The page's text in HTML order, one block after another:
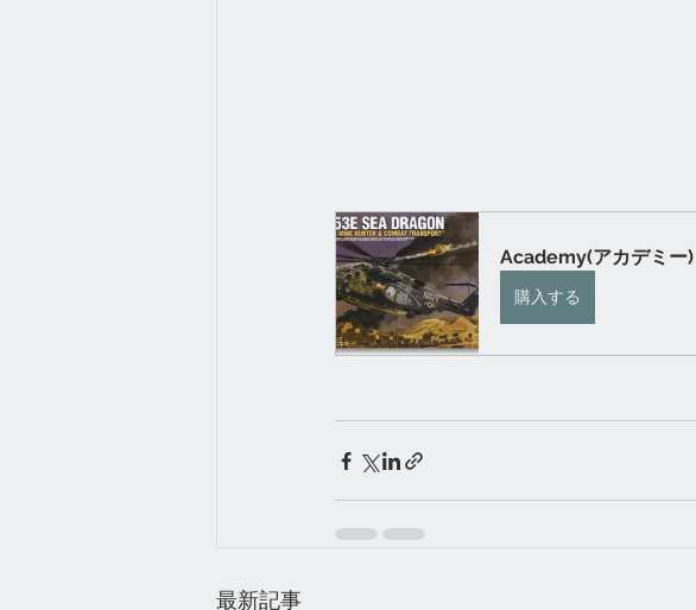
Academy(アカデミー
購入する
最新記事